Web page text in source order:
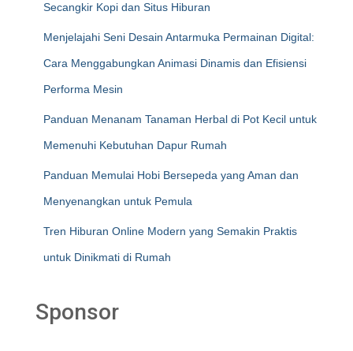
Secangkir Kopi dan Situs Hiburan
Menjelajahi Seni Desain Antarmuka Permainan Digital:
Cara Menggabungkan Animasi Dinamis dan Efisiensi
Performa Mesin
Panduan Menanam Tanaman Herbal di Pot Kecil untuk
Memenuhi Kebutuhan Dapur Rumah
Panduan Memulai Hobi Bersepeda yang Aman dan
Menyenangkan untuk Pemula
Tren Hiburan Online Modern yang Semakin Praktis
untuk Dinikmati di Rumah
Sponsor